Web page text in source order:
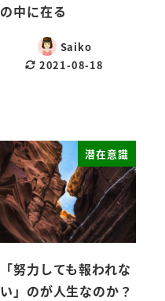
の中に在る
Saiko
2021-08-18
潜在意識
「努力しても報われな
い」のが人生なのか？